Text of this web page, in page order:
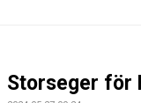
DOMARINFORMATION
Storseger för